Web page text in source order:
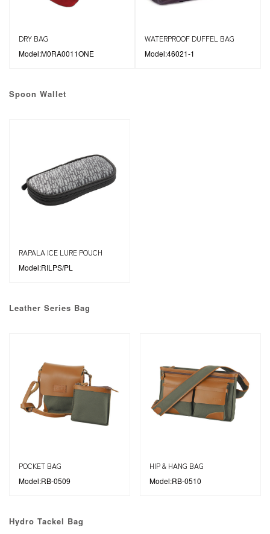
DRY BAG
Model:M0RA0011ONE
WATERPROOF DUFFEL BAG
Model:46021-1
Spoon Wallet
RAPALA ICE LURE POUCH
Model:RILPS/PL
Leather Series Bag
POCKET BAG
Model:RB-0509
HIP & HANG BAG
Model:RB-0510
Hydro Tackel Bag